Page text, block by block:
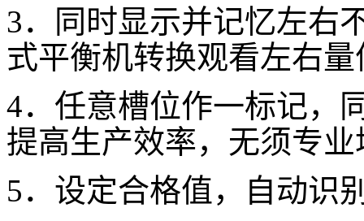
3．同时显示并记忆左右
式平衡机转换观看左右
4．任意槽位作一标记，
提高生产效率，无须专业
5．设定合格值，自动识